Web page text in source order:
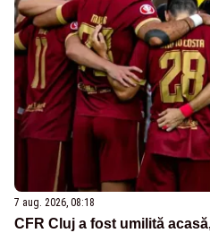
7 aug. 2026, 08:18
CFR Cluj a fost umilită